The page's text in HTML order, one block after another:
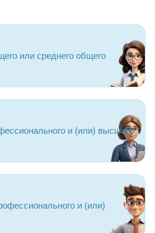
или среднего общего
и (или) высшего
и (или)